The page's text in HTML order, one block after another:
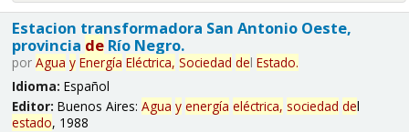
Estacion transformadora San Antonio Oeste,
provincia deRío Negro.
por Agua y Energía Eléctrica, Sociedad del Estado.
Idioma: Español
Editor: Buenos Aires: Agua y energía eléctrica, sociedad del
estado, 1988